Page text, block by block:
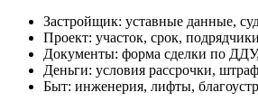
Застройщик: уставные данные,
Проект: участок, срок,
Документы: форма сделки по ДДУ,
Деньги: условия рассрочки,
Быт: инженерия, лифты,